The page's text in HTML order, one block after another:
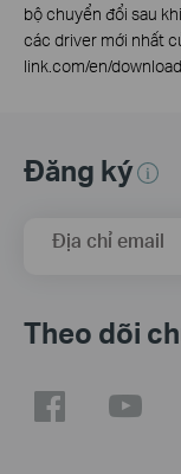
bộ chuyển đổi sau
các driver mới nhất
link.com/en/
Đăng ký
Địa chỉ email
Theo dõi